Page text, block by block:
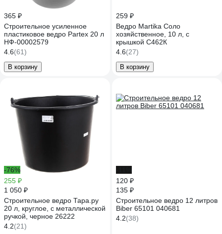
365 ₽
Строительное усиленное
пластиковое ведро Partex 20 л
НФ-00002579
4.6(61)
В корзину
259 ₽
Ведро Martika Соло
хозяйственное, 10 л, с
крышкой С462К
4.6(27)
В корзину
-76%
255 ₽
1 050 ₽
Строительное ведро Тара.ру
20 л, круглое, с металлической
ручкой, черное 26222
4.2(21)
120 ₽
135 ₽
Строительное ведро 12 литров
Biber 65101 040681
4.2(38)